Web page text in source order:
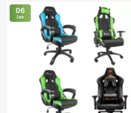
06
Jan